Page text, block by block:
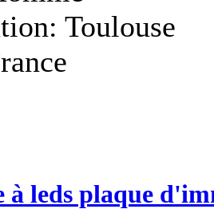
Toulouse
à leds plaque